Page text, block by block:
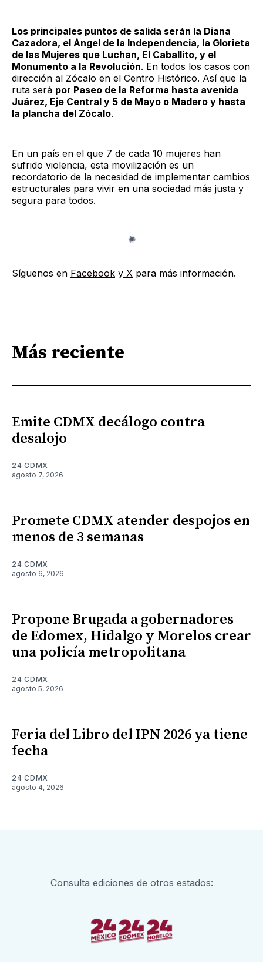
Los principales puntos de salida serán la Diana
Cazadora, el Ángel de la Independencia, la Glorieta
de las Mujeres que Luchan, El Caballito, y el
Monumento a la Revolución. En todos los casos con
dirección al Zócalo en el Centro Histórico. Así que la
ruta será por Paseo de la Reforma hasta avenida
Juárez, Eje Central y 5 de Mayo o Madero y hasta
la plancha del Zócalo.
En un país en el que 7 de cada 10 mujeres han
sufrido violencia, esta movilización es un
recordatorio de la necesidad de implementar cambios
estructurales para vivir en una sociedad más justa y
segura para todos.
Síguenos en Facebook y X para más información.
Más reciente
Emite CDMX decálogo contra
desalojo
24 CDMX
agosto 7, 2026
Promete CDMX atender despojos en
menos de 3 semanas
24 CDMX
agosto 6, 2026
Propone Brugada a gobernadores
de Edomex, Hidalgo y Morelos crear
una policía metropolitana
24 CDMX
agosto 5, 2026
Feria del Libro del IPN 2026 ya tiene
fecha
24 CDMX
agosto 4, 2026
Consulta ediciones de otros estados: